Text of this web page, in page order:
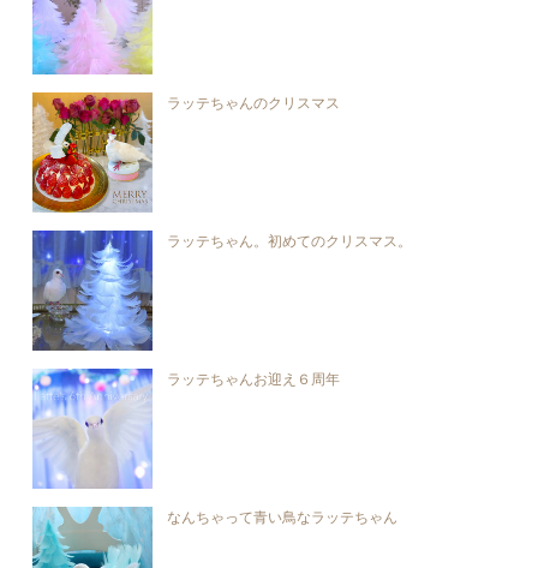
ラッテちゃんのクリスマス
ラッテちゃん。初めてのクリスマス。
ラッテちゃんお迎え６周年
なんちゃって青い鳥なラッテちゃん